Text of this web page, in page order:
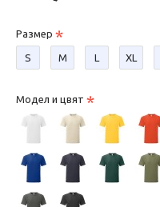
Размер
S М L XL
Модел и цвят